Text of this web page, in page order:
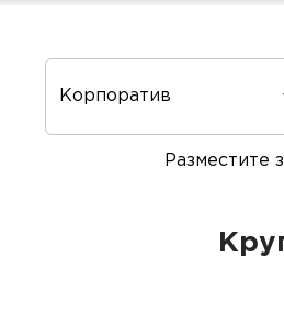
Повод
проведения
Разместите